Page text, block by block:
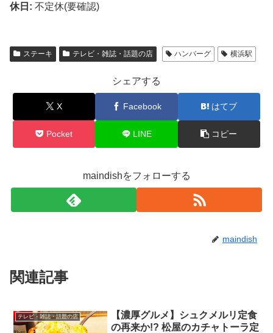
休日: 不定休(要確認)
ステーキ テレビ・雑誌・話題の店 ハンバーグ 横浜駅
シェアする
X Facebook はてブ
Pocket LINE コピー
maindishをフォローする
maindish
関連記事
テレビ・雑誌・話題の店
【濃厚グルメ】シュクメルリ定食
の再来か!? 松屋のカチャトーラ定